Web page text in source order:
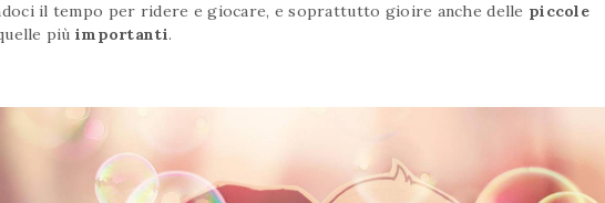
il tempo per ridere e giocare, e soprattutto gioire anche delle piccole
piùimportanti.